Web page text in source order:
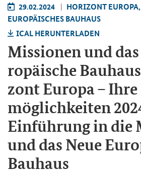
29.02.2024
HO­RI­ZONT
EU­RO­PÄI­SCHES BAU­HAUS
ICAL HER­UN­TER­LA­DEN
Mis­sio­nen und
ro­päi­sche
zont Eu­ro­pa –
mög­lich­kei­ten
Ein­füh­rung in die
und das Neue
Bau­haus